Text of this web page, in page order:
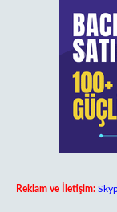
Reklam ve İletişim: